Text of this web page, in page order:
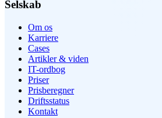
Selskab
Om os
Karriere
Cases
Artikler & viden
IT-ordbog
Priser
Prisberegner
Driftsstatus
Kontakt